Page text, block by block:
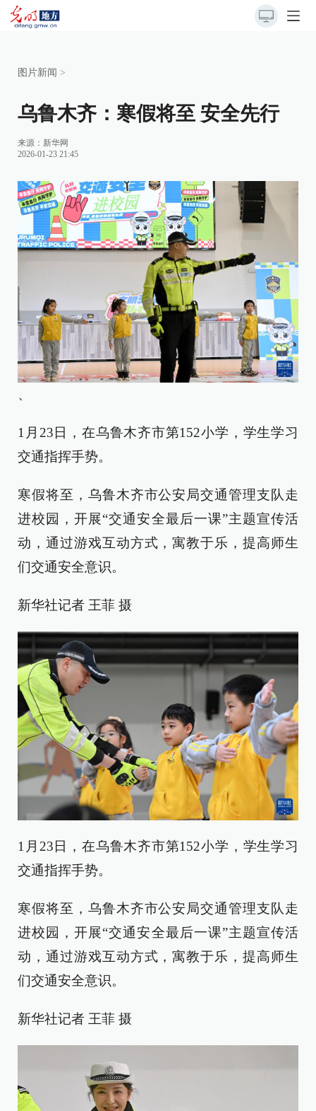
图片新闻 >
乌鲁木齐：寒假将至 安全先行
来源： 新华网
2026-01-23 21:45
、
1月23日，在乌鲁木齐市第152小学，学生学习
交通指挥手势。
寒假将至，乌鲁木齐市公安局交通管理支队走
进校园，开展“交通安全最后一课”主题宣传活
动，通过游戏互动方式，寓教于乐，提高师生
们交通安全意识。
新华社记者 王菲 摄
1月23日，在乌鲁木齐市第152小学，学生学习
交通指挥手势。
寒假将至，乌鲁木齐市公安局交通管理支队走
进校园，开展“交通安全最后一课”主题宣传活
动，通过游戏互动方式，寓教于乐，提高师生
们交通安全意识。
新华社记者 王菲 摄